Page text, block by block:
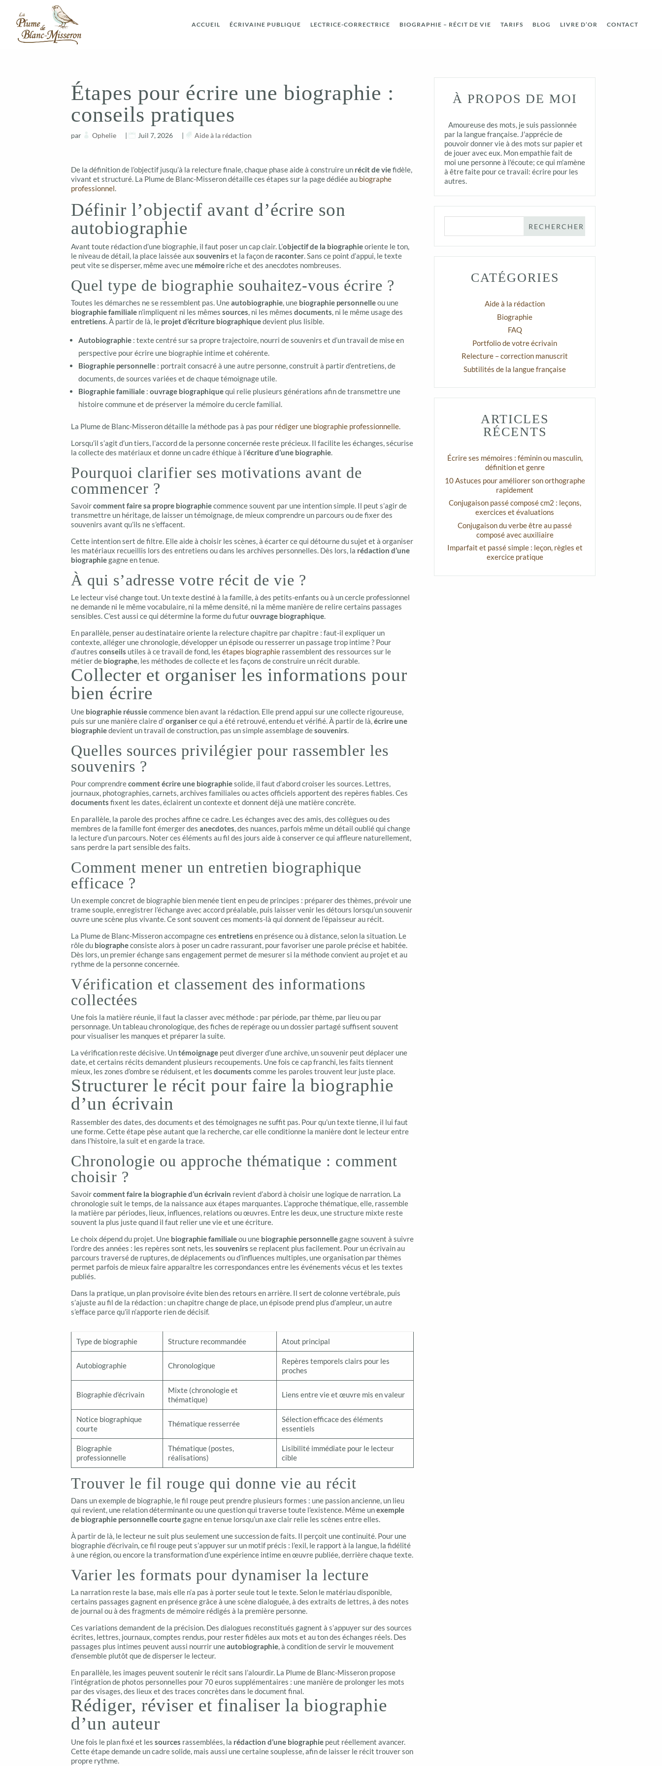
ACCUEIL ÉCRIVAINE PUBLIQUE LECTRICE-CORRECTRICE BIOGRAPHIE – RÉCIT DE VIE TARIFS BLOG LIVRE D’OR CONTACT
Étapes pour écrire une biographie :
conseils pratiques
par Ophelie | Juil 7, 2026 | Aide à la rédaction
De la définition de l’objectif jusqu’à la relecture finale, chaque phase aide à construire un récit de viefidèle,
vivant et structuré. La Plume de Blanc-Misseron détaille ces étapes sur la page dédiée au biographe
professionnel.
Définir l’objectif avant d’écrire son
autobiographie
Avant toute rédaction d’une biographie, il faut poser un cap clair. L’objectif de la biographieoriente le ton,
le niveau de détail, la place laissée auxsouvenirs et la façon de raconter. Sans ce point d’appui, le texte
peut vite se disperser, même avec une mémoire riche et des anecdotes nombreuses.
Quel type de biographie souhaitez-vous écrire ?
Toutes les démarches ne se ressemblent pas. Uneautobiographie, une biographie personnelleou une
biographie familiale n’impliquent ni les mêmessources, ni les mêmesdocuments, ni le même usage des
entretiens. À partir de là, le projet d’écriture biographiquedevient plus lisible.
Autobiographie : texte centré sur sa propre trajectoire, nourri de souvenirs et d’un travail de mise en
perspective pour écrire une biographie intime et cohérente.
Biographie personnelle : portrait consacré à une autre personne, construit à partir d’entretiens, de
documents, de sources variées et de chaque témoignage utile.
Biographie familiale :ouvrage biographiquequi relie plusieurs générations afin de transmettre une
histoire commune et de préserver la mémoire du cercle familial.
La Plume de Blanc-Misseron détaille la méthode pas à pas pour rédiger une biographie professionnelle.
Lorsqu’il s’agit d’un tiers, l’accord de la personne concernée reste précieux. Il facilite les échanges, sécurise
la collecte des matériaux et donne un cadre éthique à l’écriture d’une biographie.
Pourquoi clarifier ses motivations avant de
commencer ?
Savoircomment faire sa propre biographiecommence souvent par une intention simple. Il peut s’agir de
transmettre un héritage, de laisser un témoignage, de mieux comprendre un parcours ou de fixer des
souvenirs avant qu’ils ne s’effacent.
Cette intention sert de filtre. Elle aide à choisir les scènes, à écarter ce qui détourne du sujet et à organiser
les matériaux recueillis lors des entretiens ou dans les archives personnelles. Dès lors, la rédaction d’une
biographiegagne en tenue.
À qui s’adresse votre récit de vie ?
Le lecteur visé change tout. Un texte destiné à la famille, à des petits-enfants ou à un cercle professionnel
ne demande ni le même vocabulaire, ni la même densité, ni la même manière de relire certains passages
sensibles. C’est aussi ce qui détermine la forme du futurouvrage biographique.
En parallèle, penser au destinataire oriente la relecture chapitre par chapitre : faut-il expliquer un
contexte, alléger une chronologie, développer un épisode ou resserrer un passage trop intime ? Pour
d’autresconseils utiles à ce travail de fond, lesétapes biographie rassemblent des ressources sur le
métier de biographe, les méthodes de collecte et les façons de construire un récit durable.
Collecter et organiser les informations pour
bien écrire
Une biographie réussiecommence bien avant la rédaction. Elle prend appui sur une collecte rigoureuse,
puis sur une manière claire d’organiserce qui a été retrouvé, entendu et vérifié. À partir de là,écrire une
biographiedevient un travail de construction, pas un simple assemblage desouvenirs.
Quelles sources privilégier pour rassembler les
souvenirs ?
Pour comprendrecomment écrire une biographiesolide, il faut d’abord croiser les sources. Lettres,
journaux, photographies, carnets, archives familiales ou actes officiels apportent des repères fiables. Ces
documents fixent les dates, éclairent un contexte et donnent déjà une matière concrète.
En parallèle, la parole des proches affine ce cadre. Les échanges avec des amis, des collègues ou des
membres de la famille font émerger desanecdotes, des nuances, parfois même un détail oublié qui change
la lecture d’un parcours. Noter ces éléments au fil des jours aide à conserver ce qui affleure naturellement,
sans perdre la part sensible des faits.
Comment mener un entretien biographique
efficace ?
Un exemple concret de biographie bien menée tient en peu de principes : préparer des thèmes, prévoir une
trame souple, enregistrer l’échange avec accord préalable, puis laisser venir les détours lorsqu’un souvenir
ouvre une scène plus vivante. Ce sont souvent ces moments-là qui donnent de l’épaisseur au récit.
La Plume de Blanc-Misseron accompagne cesentretiens en présence ou à distance, selon la situation. Le
rôle du biographeconsiste alors à poser un cadre rassurant, pour favoriser une parole précise et habitée.
Dès lors, un premier échange sans engagement permet de mesurer si la méthode convient au projet et au
rythme de la personne concernée.
Vérification et classement des informations
collectées
Une fois la matière réunie, il faut la classer avec méthode : par période, par thème, par lieu ou par
personnage. Un tableau chronologique, des fiches de repérage ou un dossier partagé suffisent souvent
pour visualiser les manques et préparer la suite.
La vérification reste décisive. Untémoignage peut diverger d’une archive, un souvenir peut déplacer une
date, et certains récits demandent plusieurs recoupements. Une fois ce cap franchi, les faits tiennent
mieux, les zones d’ombre se réduisent, et lesdocuments comme les paroles trouvent leur juste place.
Structurer le récit pour faire la biographie
d’un écrivain
Rassembler des dates, des documents et des témoignages ne suffit pas. Pour qu’un texte tienne, il lui faut
une forme. Cette étape pèse autant que la recherche, car elle conditionne la manière dont le lecteur entre
dans l’histoire, la suit et en garde la trace.
Chronologie ou approche thématique : comment
choisir ?
Savoircomment faire la biographie d’un écrivain revient d’abord à choisir une logique de narration. La
chronologie suit le temps, de la naissance aux étapes marquantes. L’approche thématique, elle, rassemble
la matière par périodes, lieux, influences, relations ou œuvres. Entre les deux, une structure mixte reste
souvent la plus juste quand il faut relier une vie et une écriture.
Le choix dépend du projet. Une biographie familialeou une biographie personnellegagne souvent à suivre
l’ordre des années : les repères sont nets, lessouvenirs se replacent plus facilement. Pour un écrivain au
parcours traversé de ruptures, de déplacements ou d’influences multiples, une organisation par thèmes
permet parfois de mieux faire apparaître les correspondances entre les événements vécus et les textes
publiés.
Dans la pratique, un plan provisoire évite bien des retours en arrière. Il sert de colonne vertébrale, puis
s’ajuste au fil de la rédaction : un chapitre change de place, un épisode prend plus d’ampleur, un autre
s’efface parce qu’il n’apporte rien de décisif.
Type de biographie Structure recommandée Atout principal
Autobiographie Chronologique
Repères temporels clairs pour les
proches
Biographie d’écrivain
Mixte (chronologie et
thématique)
Liens entre vie et œuvre mis en valeur
Notice biographique
courte
Thématique resserrée
Sélection efficace des éléments
essentiels
Biographie
professionnelle
Thématique (postes,
réalisations)
Lisibilité immédiate pour le lecteur
cible
Trouver le fil rouge qui donne vie au récit
Dans un exemple de biographie, le fil rouge peut prendre plusieurs formes : une passion ancienne, un lieu
qui revient, une relation déterminante ou une question qui traverse toute l’existence. Même unexemple
de biographie personnelle courtegagne en tenue lorsqu’un axe clair relie les scènes entre elles.
À partir de là, le lecteur ne suit plus seulement une succession de faits. Il perçoit une continuité. Pour une
biographie d’écrivain, ce fil rouge peut s’appuyer sur un motif précis : l’exil, le rapport à la langue, la fidélité
à une région, ou encore la transformation d’une expérience intime en œuvre publiée, derrière chaque texte.
Varier les formats pour dynamiser la lecture
La narration reste la base, mais elle n’a pas à porter seule tout le texte. Selon le matériau disponible,
certains passages gagnent en présence grâce à une scène dialoguée, à des extraits de lettres, à des notes
de journal ou à des fragments de mémoire rédigés à la première personne.
Ces variations demandent de la précision. Des dialogues reconstitués gagnent à s’appuyer sur des sources
écrites, lettres, journaux, comptes rendus, pour rester fidèles aux mots et au ton des échanges réels. Des
passages plus intimes peuvent aussi nourrir uneautobiographie, à condition de servir le mouvement
d’ensemble plutôt que de disperser le lecteur.
En parallèle, les images peuvent soutenir le récit sans l’alourdir. La Plume de Blanc-Misseron propose
l’intégration de photos personnelles pour 70 euros supplémentaires : une manière de prolonger les mots
par des visages, des lieux et des traces concrètes dans le document final.
Rédiger, réviser et finaliser la biographie
d’un auteur
Une fois le plan fixé et lessources rassemblées, la rédaction d’une biographie peut réellement avancer.
Cette étape demande un cadre solide, mais aussi une certaine souplesse, afin de laisser le récit trouver son
propre rythme.
À PROPOS DE MOI
Amoureuse des mots, je suis passionnée
par la langue française. J'apprécie de
pouvoir donner vie à des mots sur papier et
de jouer avec eux. Mon empathie fait de
moi une personne à l'écoute; ce qui m'amène
à être faite pour ce travail: écrire pour les
autres.
CATÉGORIES
Aide à la rédaction
Biographie
FAQ
Portfolio de votre écrivain
Relecture – correction manuscrit
Subtilités de la langue française
ARTICLES
RÉCENTS
Écrire ses mémoires : féminin ou masculin,
définition et genre
10 Astuces pour améliorer son orthographe
rapidement
Conjugaison passé composé cm2 : leçons,
exercices et évaluations
Conjugaison du verbe être au passé
composé avec auxiliaire
Imparfait et passé simple : leçon, règles et
exercice pratique